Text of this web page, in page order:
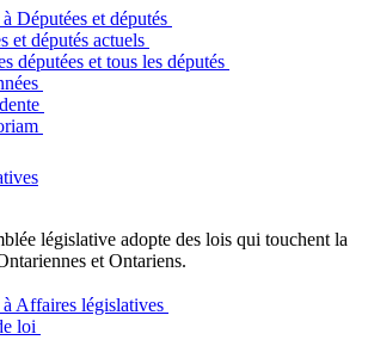
Députées et députés
et députés actuels
députées et tous les députés
législative adopte des lois qui touchent la
et Ontariens.
Affaires législatives
loi